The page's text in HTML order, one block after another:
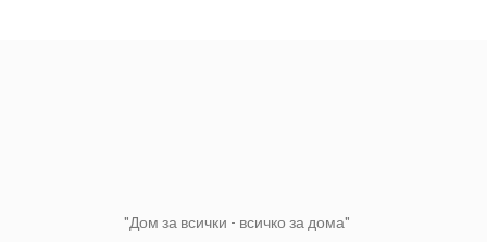
"Дом за всички - всичко за дома"